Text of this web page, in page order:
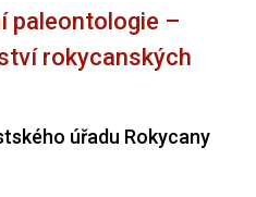
paleontologie –
rokycanských
úřadu Rokycany